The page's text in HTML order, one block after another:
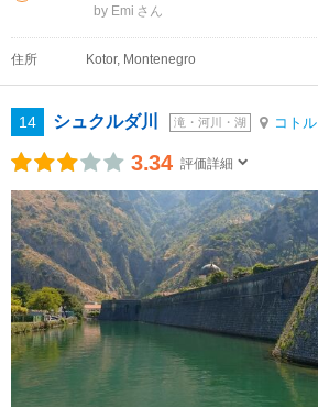
by Emi
住所 Kotor, Montenegro
14 シュクルダ川 滝・河川・湖 コトル
3.34 評価詳細